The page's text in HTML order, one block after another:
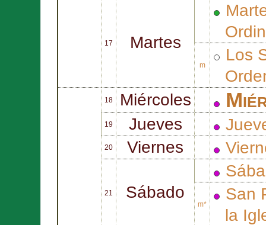
17 Martes
m
Los
18 Miércoles
19 Jueves
20 Viernes
21 Sábado
m*
San
la